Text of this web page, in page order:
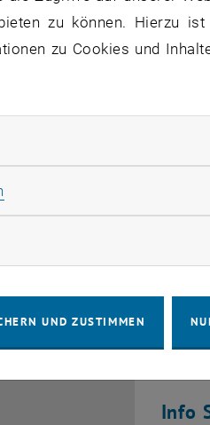
Juli 2026
28
-bis
17:00
Info
zu können. Hierzu
zu Cookies und
Cookies zulassen
UND ZUSTIMMEN